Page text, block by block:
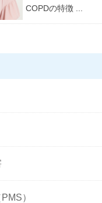
COPDの特徴 ...
）